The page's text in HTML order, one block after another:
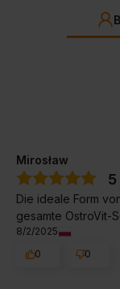
Mirosław
5
Die ideale Form
gesamte OstroVit-
8/2/2025
0
0